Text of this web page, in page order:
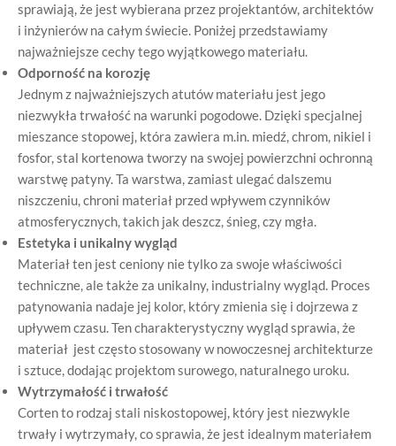
sprawiają, że jest wybierana przez projektantów, architektów
i inżynierów na całym świecie. Poniżej przedstawiamy
najważniejsze cechy tego wyjątkowego materiału.
Odporność na korozję
Jednym z najważniejszych atutów materiału jest jego
niezwykła trwałość na warunki pogodowe. Dzięki specjalnej
mieszance stopowej, która zawiera m.in. miedź, chrom, nikiel i
fosfor, stal kortenowa tworzy na swojej powierzchni ochronną
warstwę patyny. Ta warstwa, zamiast ulegać dalszemu
niszczeniu, chroni materiał przed wpływem czynników
atmosferycznych, takich jak deszcz, śnieg, czy mgła.
Estetyka i unikalny wygląd
Materiał ten jest ceniony nie tylko za swoje właściwości
techniczne, ale także za unikalny, industrialny wygląd. Proces
patynowania nadaje jej kolor, który zmienia się i dojrzewa z
upływem czasu. Ten charakterystyczny wygląd sprawia, że
materiał jest często stosowany w nowoczesnej architekturze
i sztuce, dodając projektom surowego, naturalnego uroku.
Wytrzymałość i trwałość
Corten to rodzaj stali niskostopowej, który jest niezwykle
trwały i wytrzymały, co sprawia, że jest idealnym materiałem